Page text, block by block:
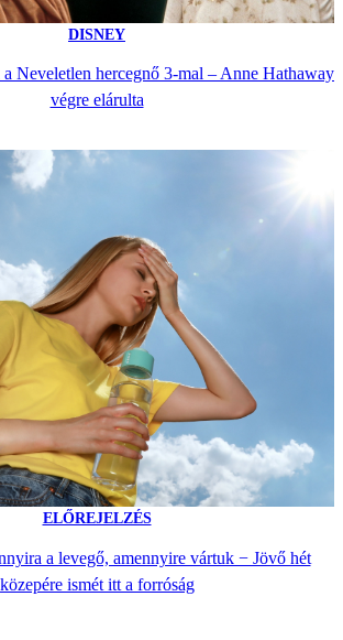
DISNEY
Neveletlen hercegnő 3-mal – Anne Hathaway
végre elárulta
ELŐREJELZÉS
a levegő, amennyire vártuk − Jövő hét
közepére ismét itt a forróság